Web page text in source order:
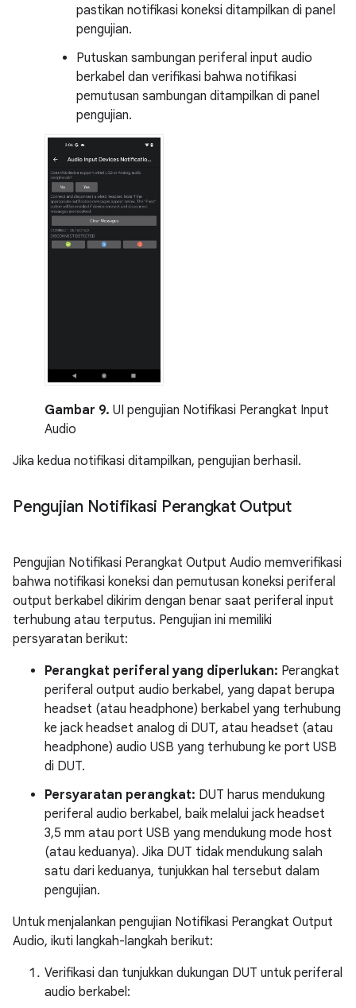
pastikan notifikasi koneksi ditampilkan di panel
pengujian.
Putuskan sambungan periferal input audio
berkabel dan verifikasi bahwa notifikasi
pemutusan sambungan ditampilkan di panel
pengujian.
Gambar 9. UI pengujian Notifikasi Perangkat Input
Audio
Jika kedua notifikasi ditampilkan, pengujian berhasil.
Pengujian Notifikasi Perangkat Output
Pengujian Notifikasi Perangkat Output Audio memverifikasi
bahwa notifikasi koneksi dan pemutusan koneksi periferal
output berkabel dikirim dengan benar saat periferal input
terhubung atau terputus. Pengujian ini memiliki
persyaratan berikut:
Perangkat periferal yang diperlukan: Perangkat
periferal output audio berkabel, yang dapat berupa
headset (atau headphone) berkabel yang terhubung
ke jack headset analog di DUT, atau headset (atau
headphone) audio USB yang terhubung ke port USB
di DUT.
Persyaratan perangkat: DUT harus mendukung
periferal audio berkabel, baik melalui jack headset
3,5 mm atau port USB yang mendukung mode host
(atau keduanya). Jika DUT tidak mendukung salah
satu dari keduanya, tunjukkan hal tersebut dalam
pengujian.
Untuk menjalankan pengujian Notifikasi Perangkat Output
Audio, ikuti langkah-langkah berikut:
Verifikasi dan tunjukkan dukungan DUT untuk periferal
audio berkabel: